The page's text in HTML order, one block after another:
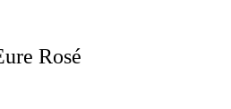
Rosé